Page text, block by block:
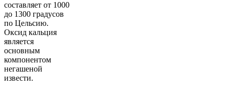
составляет от 1000
до 1300 градусов
по Цельсию.
Оксид кальция
является
основным
компонентом
негашеной
извести.